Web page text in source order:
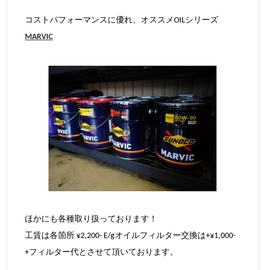
コストパフォーマンスに優れ、オススメOILシリーズ
MARVIC
ほかにも各種取り扱っております！
工賃は各箇所 ¥2,200- E/gオイルフィルター交換は+¥1,000-
+フィルター代とさせて頂いております。